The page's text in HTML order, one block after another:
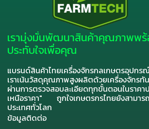
เรามุ่งมั่นพัฒนาสินค้าคุณภาพพร้
ประทับใจเพื่อคุณ
แบรนด์สินค้าไทยเครื่องจักรกลเกษตรอุปกร
เราเน้นวัสดุคุณภาพสูงผลิตด้วยเครื่องจักรทั
ผ่านการตรวจสอบละเอียดทุกขั้นตอนในรา
เหนือราคา" ถูกใจเกษตรกรไทยยังสามาร
ประเทศทั่วโลก
ข้อมูลติดต่อ